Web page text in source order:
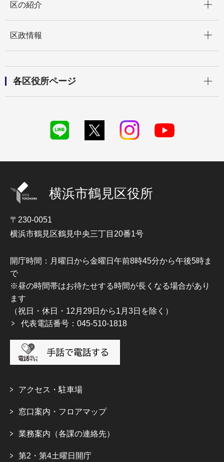
区の紹介
区政情報
各区役所ページ
横浜市鶴見区役所
〒230-0051
横浜市鶴見区鶴見中央三丁目20番1号
開庁時間：月曜日から金曜日午前8時45分から午後5時ま
で
※昼の時間帯はお待たせする時間が長くなる場合があり
ます
（祝日・休日・12月29日から1月3日を除く）
代表電話番号：045-510-1818
アクセス・駐車場
窓口案内・フロアマップ
業務案内（各課の連絡先）
第2・第4土曜日開庁